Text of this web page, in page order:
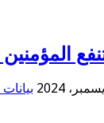
المؤمنين